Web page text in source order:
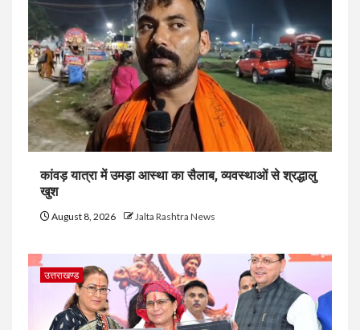
कांवड़ यात्रा में उमड़ा आस्था का सैलाब, व्यवस्थाओं से श्रद्धालु
खुश
August 8, 2026 Jalta Rashtra News
उत्तराखण्ड